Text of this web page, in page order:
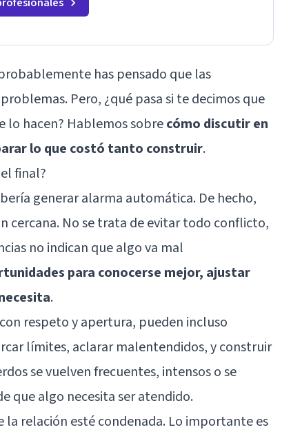
has pensado que las
Pero, ¿qué pasa si te decimos que
lo hacen? Hablemos sobrecómo discutir en
lo que costó tanto construir.
final?
generar alarma automática. De hecho,
cercana. No se trata de evitar todo conflicto,
no indican que algo va mal
para conocerse mejor, ajustar
.
respeto y apertura, pueden incluso
límites, aclarar malentendidos, y construir
se vuelven frecuentes, intensos o se
que algo necesita ser atendido.
la relación esté condenada. Lo importante es